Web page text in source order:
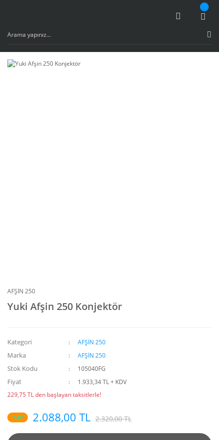
AFŞİN 250
Yuki Afşin 250 Konjektör
Kategori AFŞİN 250
Marka AFŞİN 250
Stok Kodu 105040FG
Fiyat
1.933,34 TL + KDV
229,75 TL den başlayan taksitlerle!
%10 2.088,00 TL 2.320,00 TL